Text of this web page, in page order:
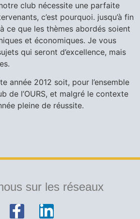
club nécessite une parfaite
c’est pourquoi. jusqu’à fin
ce que les thèmes abordés soient
et économiques. Je vous
qui seront d’excellence, mais
année 2012 soit, pour l’ensemble
de l’OURS, et malgré le contexte
pleine de réussite.
sur les réseaux